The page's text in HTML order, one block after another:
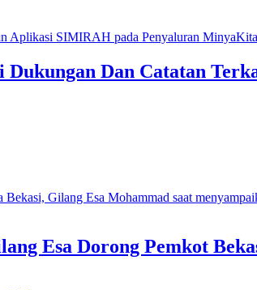
Dukungan Dan Catatan
Esa Dorong Pemkot